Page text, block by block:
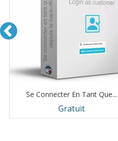
Se Connecter En Tant Que...
Prix
Gratuit